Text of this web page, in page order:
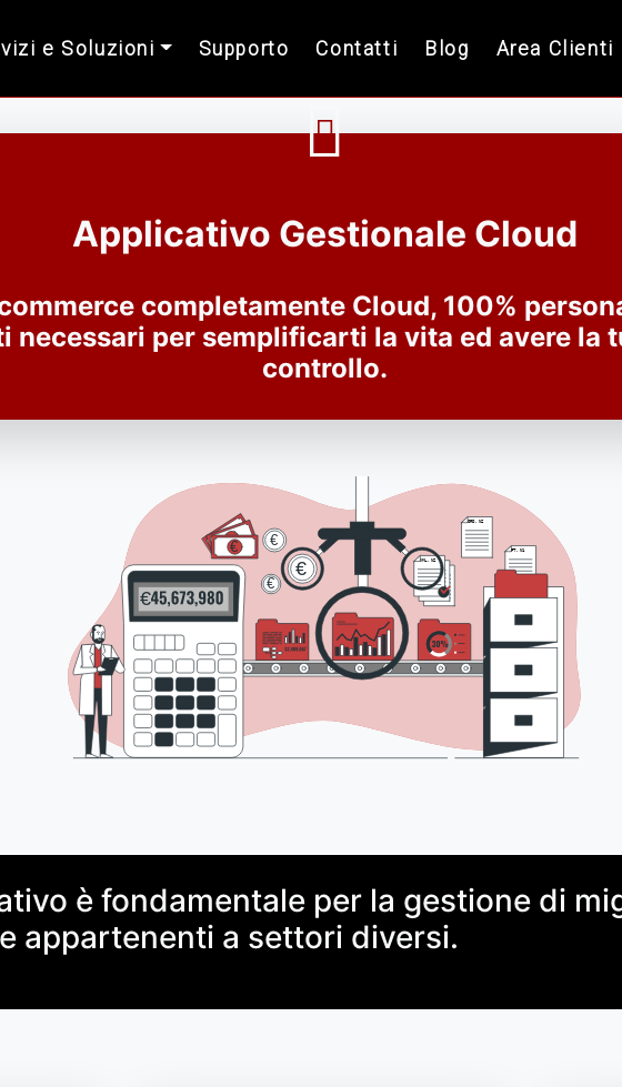
e Soluzioni Supporto Contatti Blog Area Clienti
Applicativo Gestionale Cloud
commerce completamente Cloud, 100%
necessari per semplificarti la vita ed avere la
controllo.
è fondamentale per la gestione di
appartenenti a settori diversi.